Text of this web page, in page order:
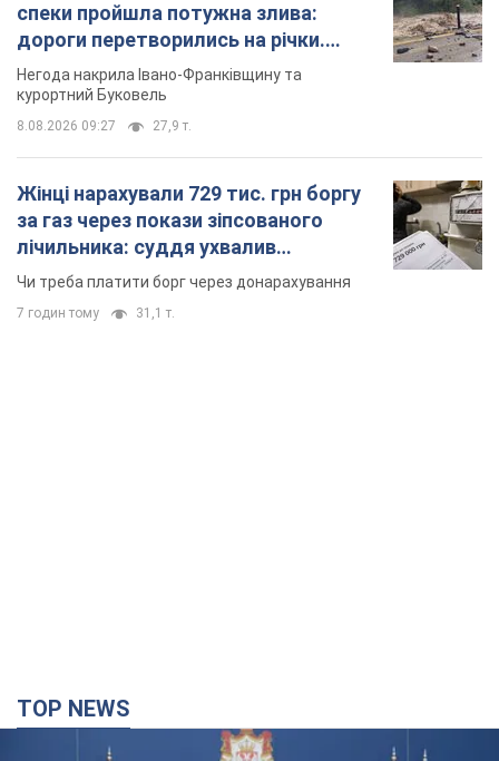
спеки пройшла потужна злива:
дороги перетворились на річки.
Відео
Негода накрила Івано-Франківщину та
курортний Буковель
8.08.2026 09:27 27,9 т.
Жінці нарахували 729 тис. грн боргу
за газ через покази зіпсованого
лічильника: суддя ухвалив
неочікуване рішення
Чи треба платити борг через донарахування
7 годин тому 31,1 т.
TOP NEWS